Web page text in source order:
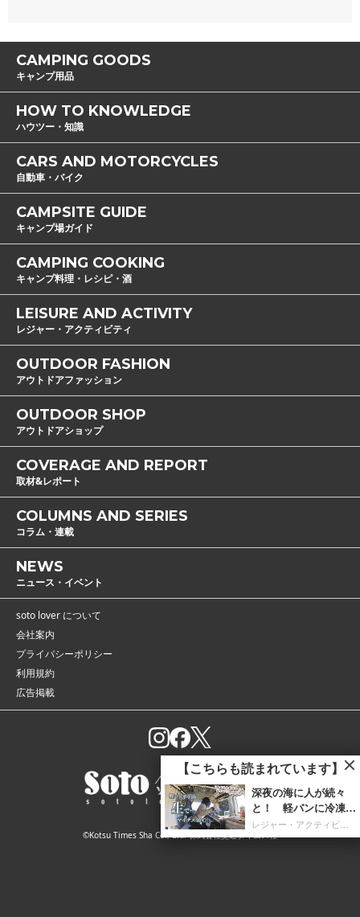
【こちらも読まれています】
深夜の海に人が続々
と！ 軽バンに冷凍庫
を携え「朝4時までホ
タルイカ掬い」の奮闘
CAMPING GOODS
キャンプ用品
HOW TO KNOWLEDGE
ハウツー・知識
CARS AND MOTORCYCLES
自動車・バイク
CAMPSITE GUIDE
キャンプ場ガイド
CAMPING COOKING
キャンプ料理・レシピ・酒
LEISURE AND ACTIVITY
レジャー・アクティビティ
OUTDOOR FASHION
アウトドアファッション
OUTDOOR SHOP
アウトドアショップ
COVERAGE AND REPORT
取材&レポート
COLUMNS AND SERIES
コラム・連載
NEWS
ニュース・イベント
soto lover について
会社案内
プライバシーポリシー
利用規約
広告掲載
©Kotsu Times Sha Co., Ltd. 株式会社交通タイムス社